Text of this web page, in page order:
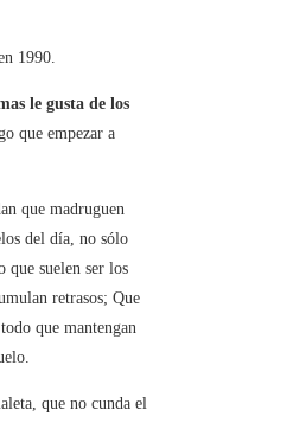
1990.
le gusta de los
que empezar a
que madruguen
del día, no sólo
que suelen ser los
retrasos; Que
que mantengan
que no cunda el